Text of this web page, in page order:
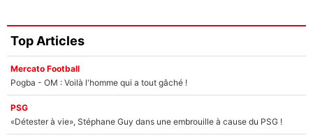
Top Articles
Mercato Football
Pogba - OM : Voilà l'homme qui a tout gâché !
PSG
«Détester à vie», Stéphane Guy dans une embrouille à cause du PSG !